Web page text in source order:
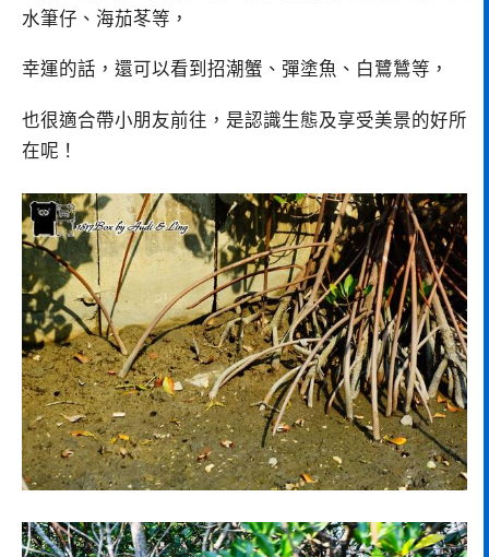
水筆仔、海茄苳等，
幸運的話，還可以看到招潮蟹、彈塗魚、白鷺鷥等，
也很適合帶小朋友前往，是認識生態及享受美景的好所
在呢！